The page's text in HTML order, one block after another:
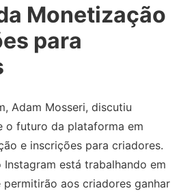
Monetização
para
Adam Mosseri, discutiu
o futuro da plataforma em
e inscrições para criadores.
Instagram está trabalhando em
permitirão aos criadores ganhar